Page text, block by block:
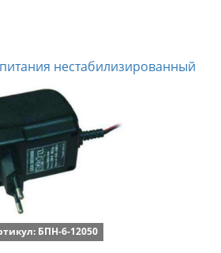
нестабилизированный
БПН-6-12050